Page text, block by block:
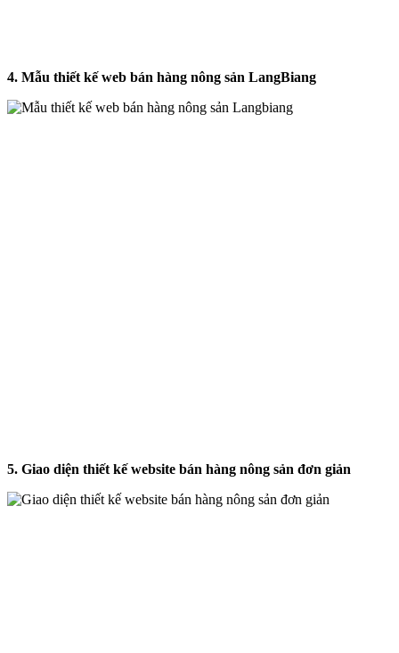
4. Mẫu thiết kế web bán hàng nông sản LangBiang
5. Giao diện thiết kế website bán hàng nông sản đơn giản